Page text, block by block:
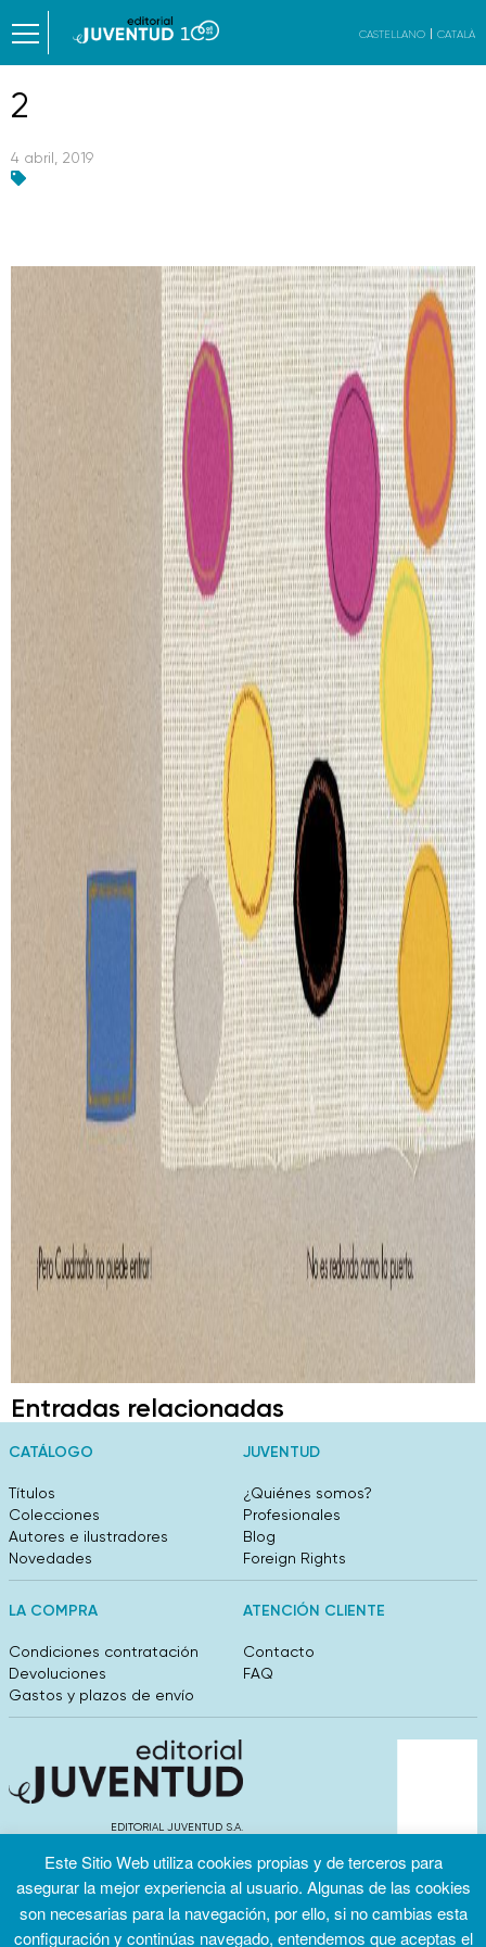
CASTELLANO CATALÀ
2
4 abril, 2019
Entradas relacionadas
CATÁLOGO
Títulos
Colecciones
Autores e ilustradores
Novedades
JUVENTUD
¿Quiénes somos?
Profesionales
Blog
Foreign Rights
LA COMPRA
Condiciones contratación
Devoluciones
Gastos y plazos de envío
ATENCIÓN CLIENTE
Contacto
FAQ
EDITORIAL JUVENTUD S.A.
info@editorialjuventud.es
(+34) 93 444 18 00
Este Sitio Web utiliza cookies propias y de terceros para
asegurar la mejor experiencia al usuario. Algunas de las cookies
son necesarias para la navegación, por ello, si no cambias esta
configuración y continúas navegado, entendemos que aceptas el